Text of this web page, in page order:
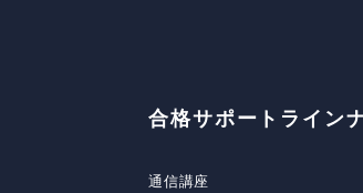
合格サポートライン
通信講座